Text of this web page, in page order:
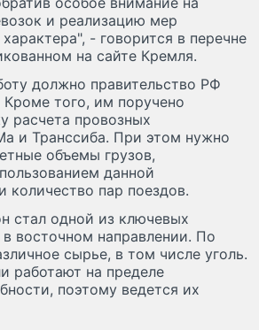
и реализацию мер
- говорится в перечне
на сайте Кремля.
должно правительство РФ
того, им поручено
расчета провозных
и Транссиба. При этом нужно
объемы грузов,
данной
количество пар поездов.
стал одной из ключевых
восточном направлении. По
сырье, в том числе уголь.
работают на пределе
поэтому ведется их